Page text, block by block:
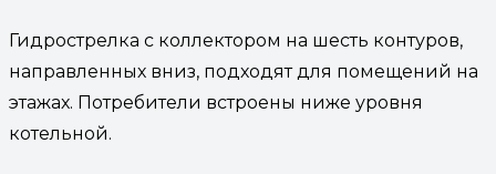
Гидрострелка с коллектором на шесть контуров,
направленных вниз, подходят для помещений на
этажах. Потребители встроены ниже уровня
котельной.